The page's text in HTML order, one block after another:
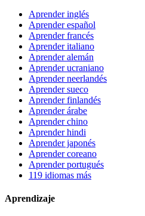
Aprender inglés
Aprender español
Aprender francés
Aprender italiano
Aprender alemán
Aprender ucraniano
Aprender neerlandés
Aprender sueco
Aprender finlandés
Aprender árabe
Aprender chino
Aprender hindi
Aprender japonés
Aprender coreano
Aprender portugués
119 idiomas más
Aprendizaje